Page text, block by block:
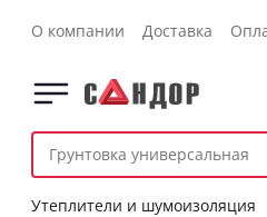
О компании Доставка
Утеплители и шумоизоляция